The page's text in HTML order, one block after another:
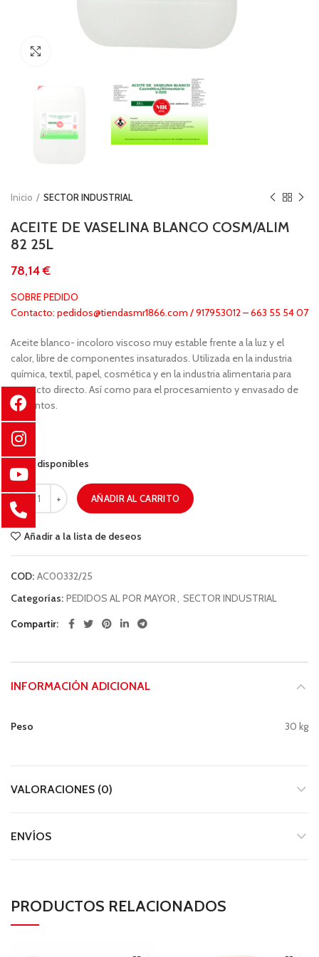
Inicio SECTOR INDUSTRIAL
ACEITE DE VASELINA BLANCO COSM/ALIM
82 25L
€
SOBRE PEDIDO
Contacto: pedidos@tiendasmr1866.com / 917953012 – 663 55 54 07
Aceite blanco- incoloro viscoso muy estable frente a la luz y el
calor, libre de componentes insaturados. Utilizada en la industria
química, textil, papel, cosmética y en la industria alimentaria para
contacto directo. Así como para el procesamiento y envasado de
alimentos.
97 disponibles
AÑADIR AL CARRITO
Añadir a la lista de deseos
COD: AC00332/25
Categorías: PEDIDOS AL POR MAYOR, SECTOR INDUSTRIAL
Compartir
INFORMACIÓN ADICIONAL
Peso 30 kg
VALORACIONES (0)
ENVÍOS
PRODUCTOS RELACIONADOS